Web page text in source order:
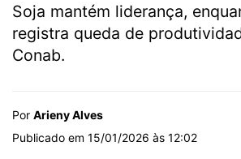
Soja mantém liderança,
registra queda de
Conab.
Por Arieny Alves
Publicado em 15/01/2026 às 12:02